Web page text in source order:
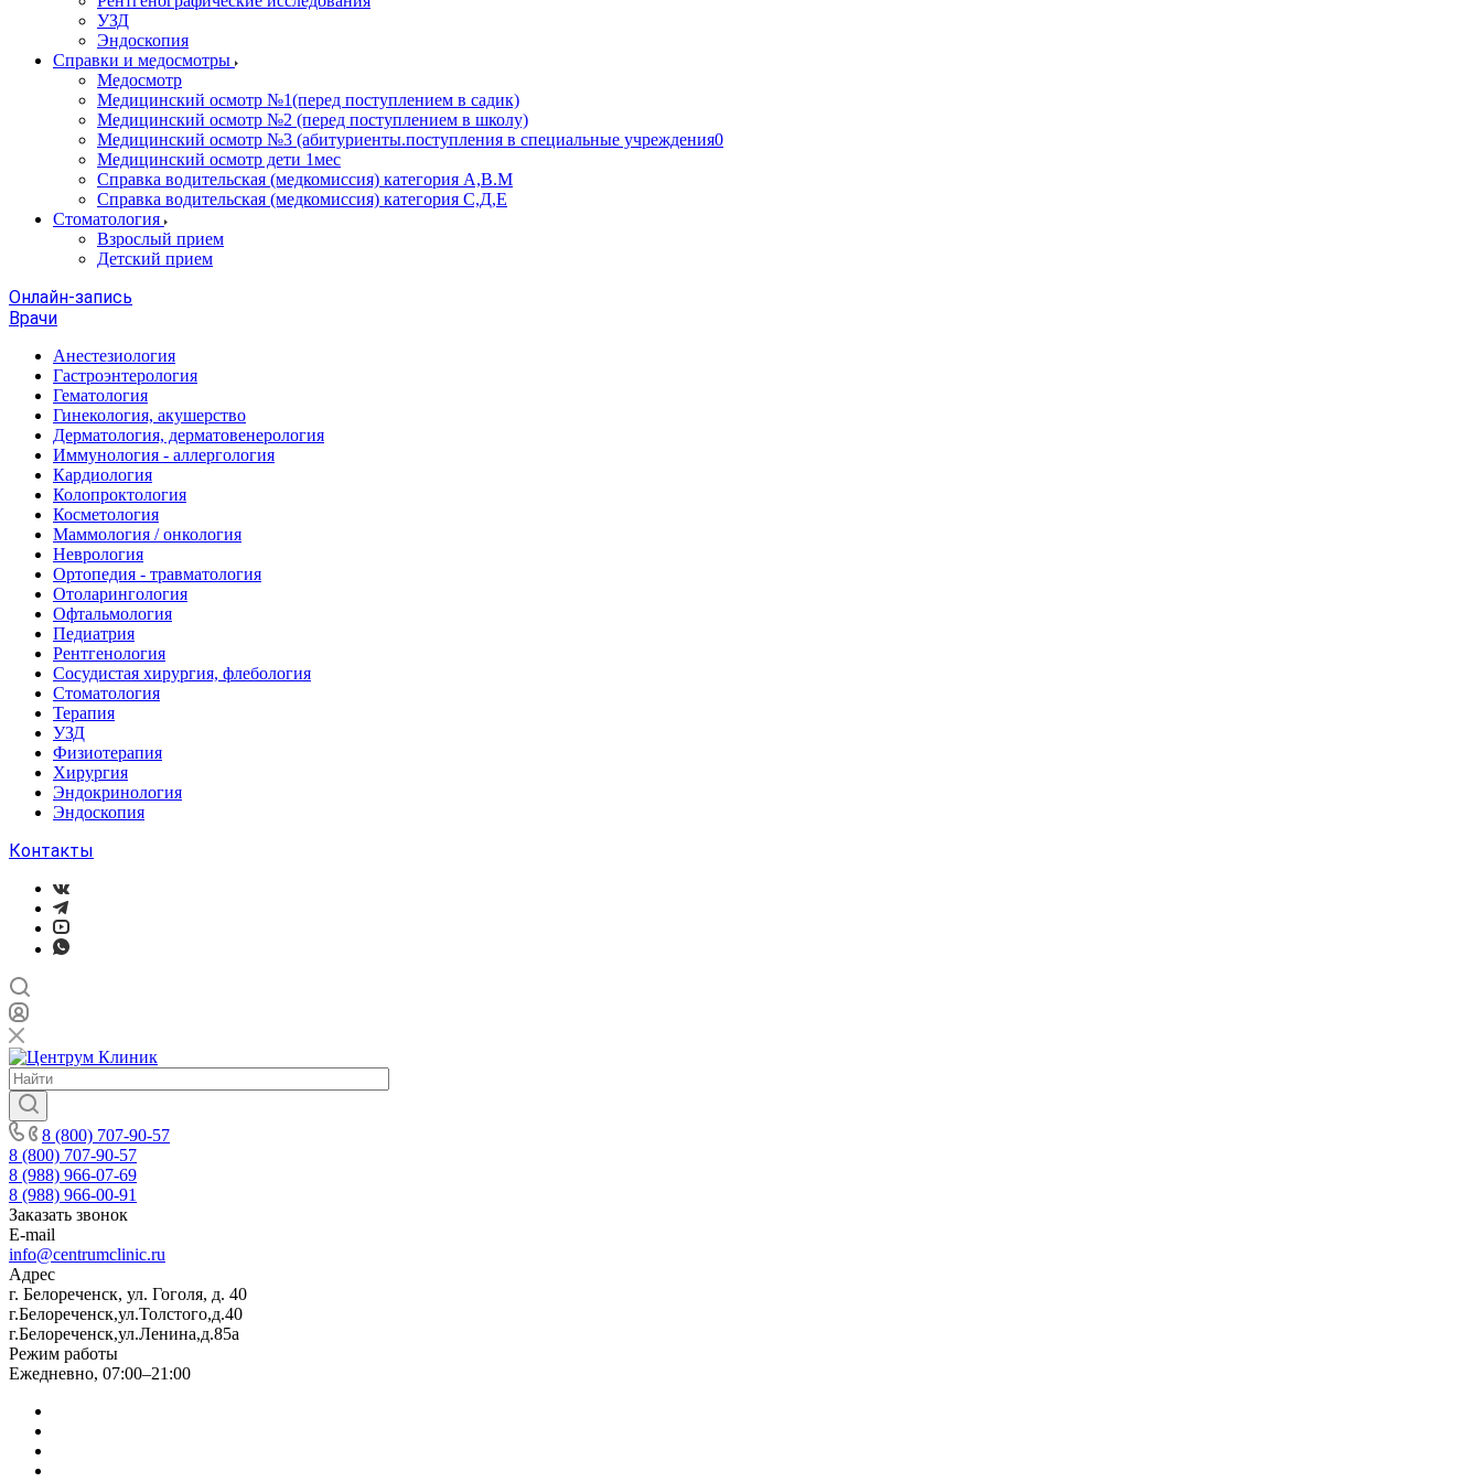
УЗД
Эндоскопия
Справки и медосмотры
Медосмотр
Медицинский осмотр №1(перед поступлением в садик)
Медицинский осмотр №2 (перед поступлением в школу)
Медицинский осмотр №3 (абитуриенты.поступления в специальные учреждения0
Медицинский осмотр дети 1мес
Справка водительская (медкомиссия) категория А,В.М
Справка водительская (медкомиссия) категория С,Д,Е
Стоматология
Взрослый прием
Детский прием
Онлайн-запись
Врачи
Анестезиология
Гастроэнтерология
Гематология
Гинекология, акушерство
Дерматология, дерматовенерология
Иммунология - аллергология
Кардиология
Колопроктология
Косметология
Маммология / онкология
Неврология
Ортопедия - травматология
Отоларингология
Офтальмология
Педиатрия
Рентгенология
Сосудистая хирургия, флебология
Стоматология
Терапия
УЗД
Физиотерапия
Хирургия
Эндокринология
Эндоскопия
Контакты
8 (800) 707-90-57
8 (800) 707-90-57
8 (988) 966-07-69
8 (988) 966-00-91
Заказать звонок
E-mail
info@centrumclinic.ru
Адрес
г. Белореченск, ул. Гоголя, д. 40
г.Белореченск,ул.Толстого,д.40
г.Белореченск,ул.Ленина,д.85а
Режим работы
Ежедневно, 07:00–21:00